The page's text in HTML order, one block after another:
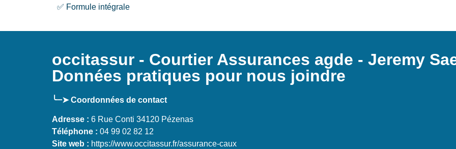
✅ Formule intégrale
occitassur - Courtier Assurances agde - Jeremy
Données pratiques pour nous joindre
╰┈➤ Coordonnées de contact
Adresse : 6 Rue Conti 34120 Pézenas
Téléphone : 04 99 02 82 12
Site web : https://www.occitassur.fr/assurance-caux